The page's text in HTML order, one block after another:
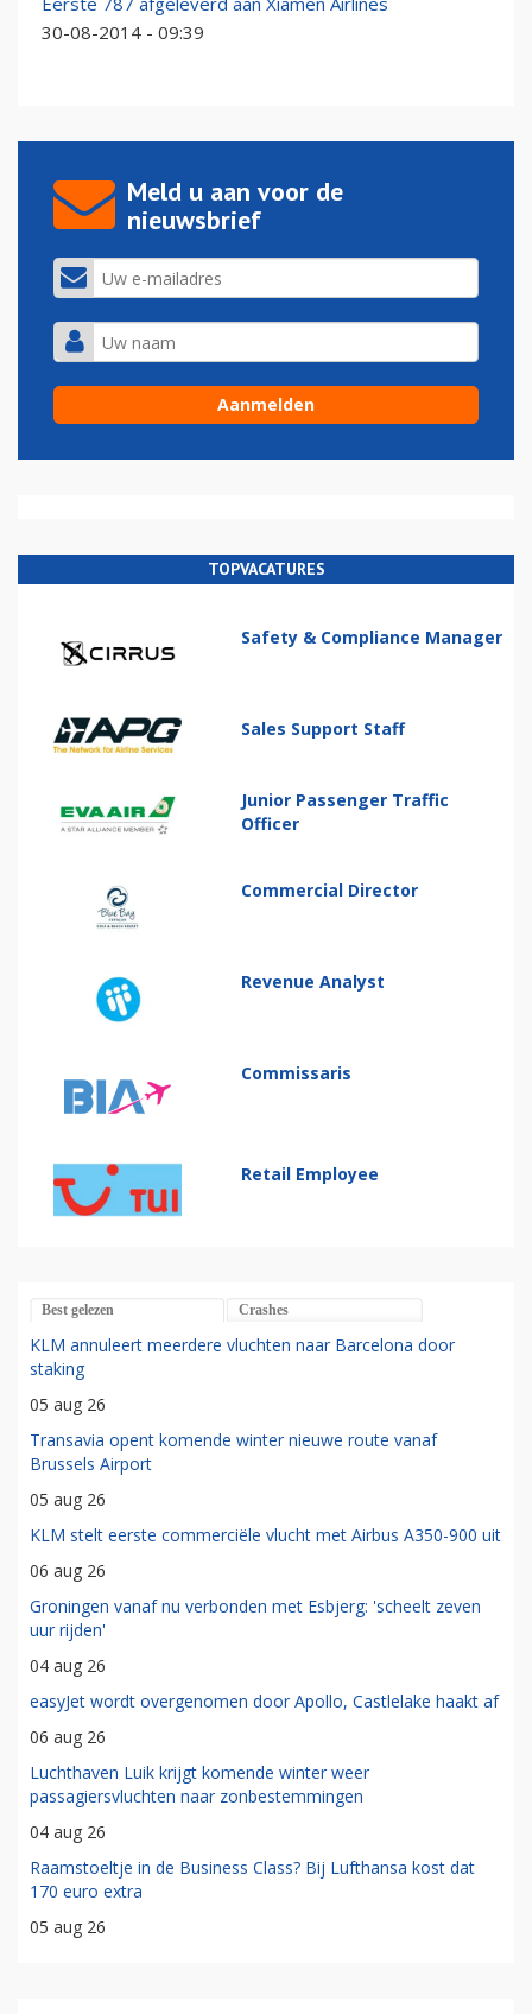
30-08-2014 - 09:39
Meld u aan voor de
nieuwsbrief
TOPVACATURES
Safety & Compliance Manager
Sales Support Staff
Junior Passenger Traffic
Officer
Commercial Director
Revenue Analyst
Commissaris
Retail Employee
Best gelezen Crashes
KLM annuleert meerdere vluchten naar Barcelona door
staking
05 aug 26
Transavia opent komende winter nieuwe route vanaf
Brussels Airport
05 aug 26
KLM stelt eerste commerciële vlucht met Airbus A350-900 uit
06 aug 26
Groningen vanaf nu verbonden met Esbjerg: 'scheelt zeven
uur rijden'
04 aug 26
easyJet wordt overgenomen door Apollo, Castlelake haakt af
06 aug 26
Luchthaven Luik krijgt komende winter weer
passagiersvluchten naar zonbestemmingen
04 aug 26
Raamstoeltje in de Business Class? Bij Lufthansa kost dat
170 euro extra
05 aug 26